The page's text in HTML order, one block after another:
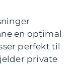
en optimal
perfekt til
private